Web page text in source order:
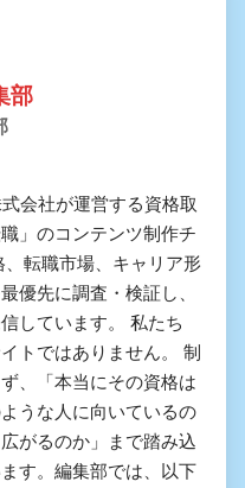
部
会社が運営する資格取
」のコンテンツ制作チ
転職市場、キャリア形
優先に調査・検証し、
しています。 私たち
トではありません。 制
、「本当にその資格は
うな人に向いているの
がるのか」まで踏み込
す。編集部では、以下